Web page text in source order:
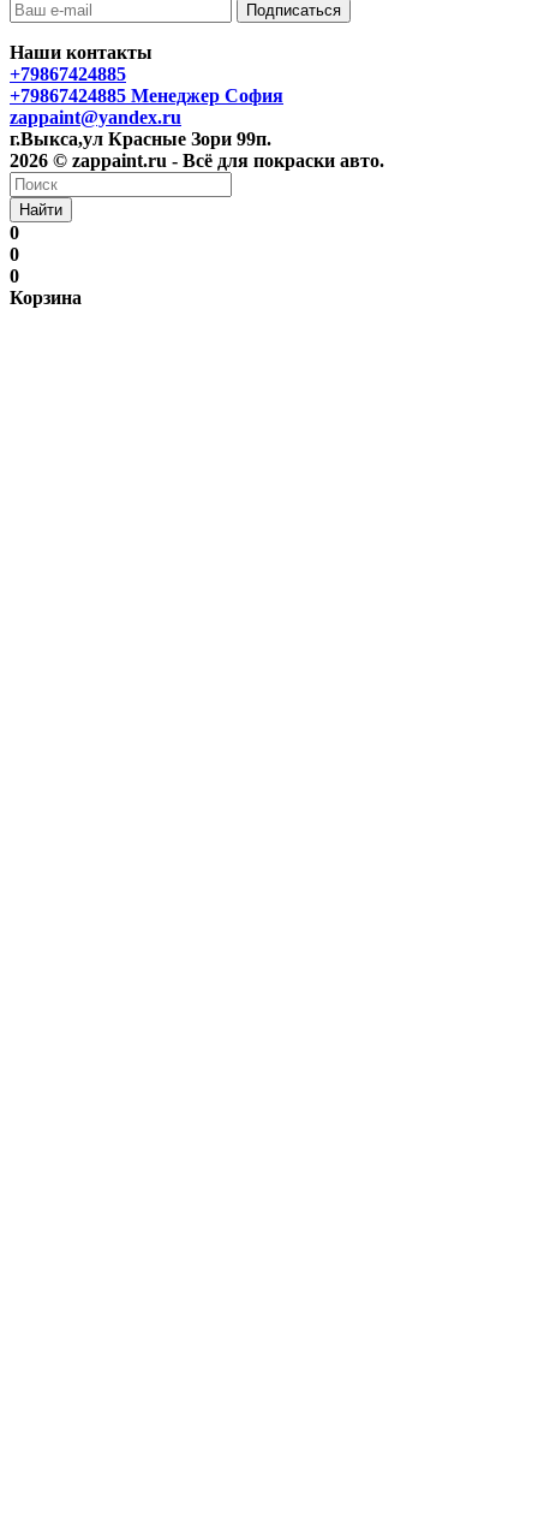
Наши контакты
+79867424885
+79867424885 Менеджер София
zappaint@yandex.ru
г.Выкса,ул Красные Зори 99п.
2026 © zappaint.ru - Всё для покраски авто.
Найти
0
0
0
Корзина